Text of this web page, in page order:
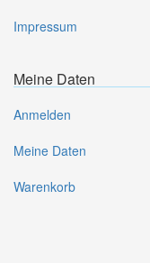
Impressum
Meine Daten
Anmelden
Meine Daten
Warenkorb